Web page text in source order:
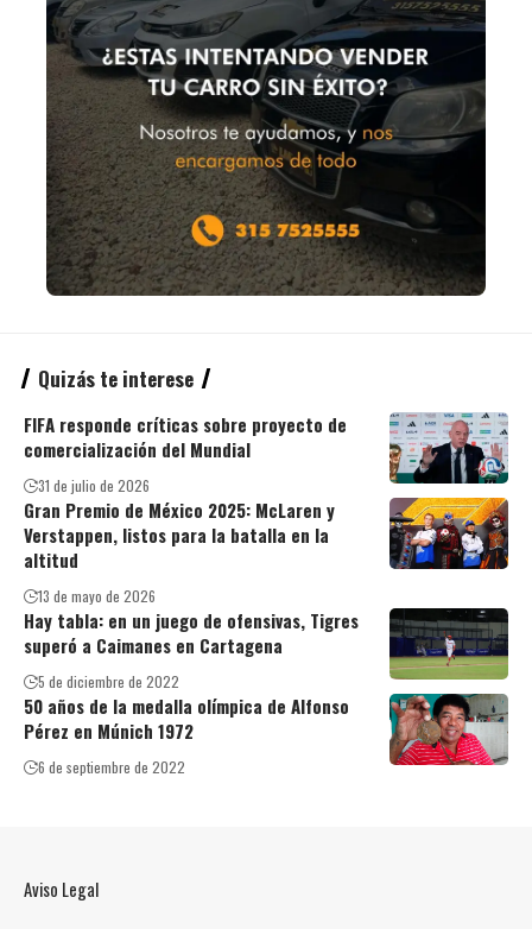
Quizás te interese
FIFA responde críticas sobre proyecto de
comercialización del Mundial
31 de julio de 2026
Gran Premio de México 2025: McLaren y
Verstappen, listos para la batalla en la
altitud
13 de mayo de 2026
Hay tabla: en un juego de ofensivas, Tigres
superó a Caimanes en Cartagena
5 de diciembre de 2022
50 años de la medalla olímpica de Alfonso
Pérez en Múnich 1972
6 de septiembre de 2022
Aviso Legal